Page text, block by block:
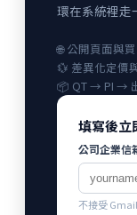
環在系統裡走
🌐 公開頁面與
💱 差異化定價
📦 QT → PI →
填寫後立
公司企業信
不接受